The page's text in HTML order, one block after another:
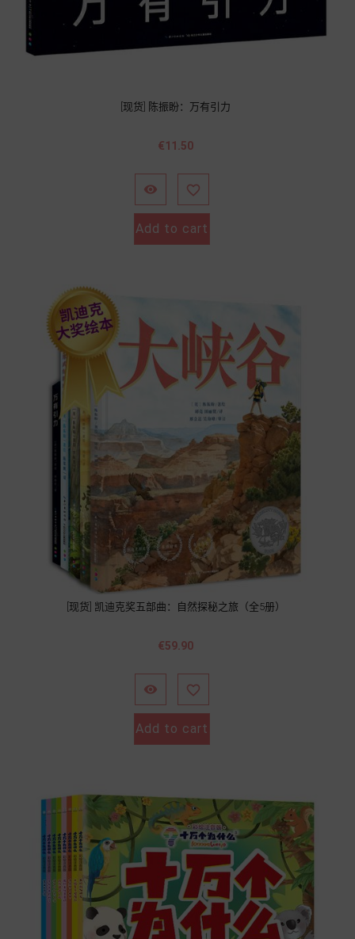
[现货] 陈振盼：万有引力
Price
€11.50
 
Add to cart
[现货] 凯迪克奖五部曲：自然探秘之旅（全5册）
Price
€59.90
 
Add to cart